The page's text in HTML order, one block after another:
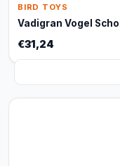
BIRD TOYS
Vadigran Vogel
€31,24